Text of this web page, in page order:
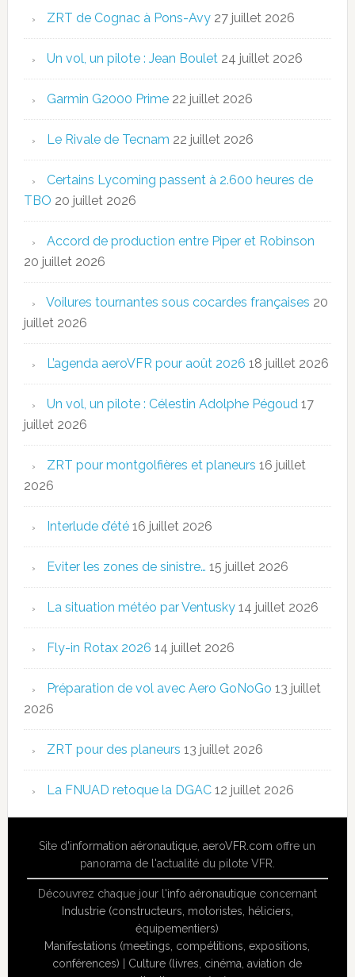
ZRT de Cognac à Pons-Avy 27 juillet 2026
Un vol, un pilote : Jean Boulet 24 juillet 2026
Garmin G2000 Prime 22 juillet 2026
Le Rivale de Tecnam 22 juillet 2026
Certains Lycoming passent à 2.600 heures de
TBO 20 juillet 2026
Accord de production entre Piper et Robinson
20 juillet 2026
Voilures tournantes sous cocardes françaises 20
juillet 2026
L’agenda aeroVFR pour août 2026 18 juillet 2026
Un vol, un pilote : Célestin Adolphe Pégoud 17
juillet 2026
ZRT pour montgolfières et planeurs 16 juillet
2026
Interlude d’été 16 juillet 2026
Eviter les zones de sinistre… 15 juillet 2026
La situation météo par Ventusky 14 juillet 2026
Fly-in Rotax 2026 14 juillet 2026
Préparation de vol avec Aero GoNoGo 13 juillet
2026
ZRT pour des planeurs 13 juillet 2026
La FNUAD retoque la DGAC 12 juillet 2026
Site d'information aéronautique ,aeroVFR.com offre un
panorama de l'actualité du pilote VFR.
Découvrez chaque jour l'info aéronautiqueconcernant
Industrie (constructeurs, motoristes, héliciers,
équipementiers)
Manifestations (meetings, compétitions, expositions,
conférences) | Culture (livres, cinéma, aviation de